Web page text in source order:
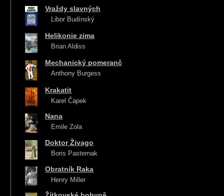
Vraždy slavných
Libor Budínský
Helikonie zima
Brian Aldiss
Mechanický pomeranč
Anthony Burgess
Krakatit
Karel Čapek
Nana
Emile Zola
Doktor Živago
Boris Pasternak
Obratník Raka
Henry Miller